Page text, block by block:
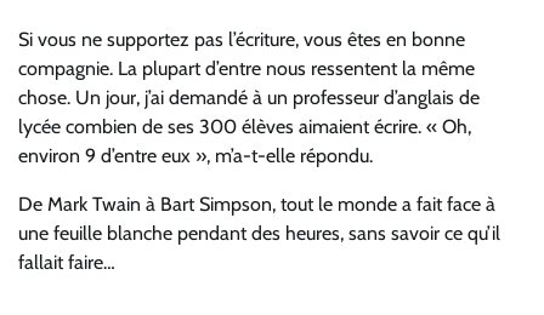
Si vous ne supportez pas l’écriture, vous êtes en bonne
compagnie. La plupart d’entre nous ressentent la même
chose. Un jour, j’ai demandé à un professeur d’anglais de
lycée combien de ses 300 élèves aimaient écrire. « Oh,
environ 9 d’entre eux », m’a-t-elle répondu.
De Mark Twain à Bart Simpson, tout le monde a fait face à
une feuille blanche pendant des heures, sans savoir ce qu’il
fallait faire…